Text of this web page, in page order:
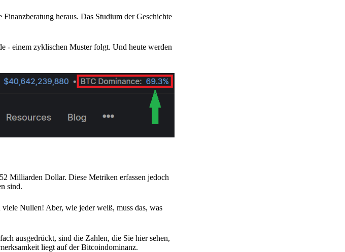
heraus. Das Studium der Geschichte
- einem zyklischen Muster folgt. Und heute werden
Milliarden Dollar. Diese Metriken erfassen jedoch
sind.
Nullen! Aber, wie jeder weiß, muss das, was
ausgedrückt, sind die Zahlen, die Sie hier sehen,
liegt auf der Bitcoindominanz.